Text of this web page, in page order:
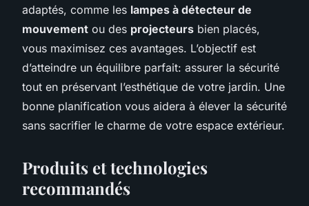
adaptés, comme les lampes à détecteur de
mouvement ou des projecteurs bien placés,
vous maximisez ces avantages. L’objectif est
d’atteindre un équilibre parfait: assurer la sécurité
tout en préservant l’esthétique de votre jardin. Une
bonne planification vous aidera à élever la sécurité
sans sacrifier le charme de votre espace extérieur.
Produits et technologies
recommandés